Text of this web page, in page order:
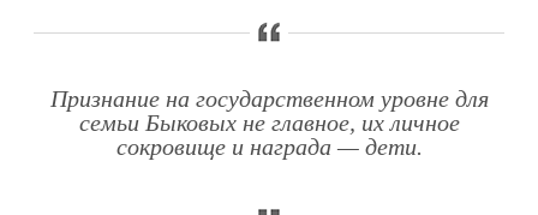
Признание на государственном уровне для
семьи Быковых не главное, их личное
сокровище и награда — дети.